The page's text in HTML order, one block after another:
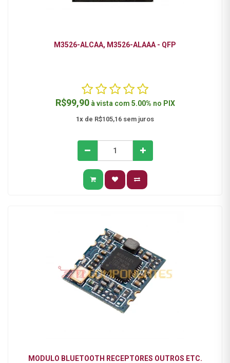
M3526-ALCAA, M3526-ALAAA - QFP
R$99,90 à vista com 5.00% no PIX
1x de R$105,16 sem juros
MODULO BLUETOOTH RECEPTORES OUTROS ETC.